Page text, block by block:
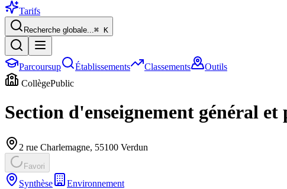
Tarifs
Recherche globale...⌘ K
Parcoursup Établissements Classements
Outils
CollègePublic
Section d'enseignement général
2 rue Charlemagne, 55100 Verdun
Favori
Synthèse Environnement